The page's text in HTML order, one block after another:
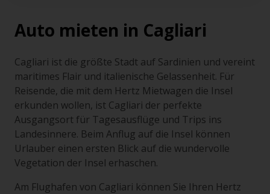
Auto mieten in Cagliari
Cagliari ist die größte Stadt auf Sardinien und vereint
maritimes Flair und italienische Gelassenheit. Für
Reisende, die mit dem Hertz Mietwagen die Insel
erkunden wollen, ist Cagliari der perfekte
Ausgangsort für Tagesausflüge und Trips ins
Landesinnere. Beim Anflug auf die Insel können
Urlauber einen ersten Blick auf die wundervolle
Vegetation der Insel erhaschen.
Am Flughafen von Cagliari können Sie Ihren Hertz